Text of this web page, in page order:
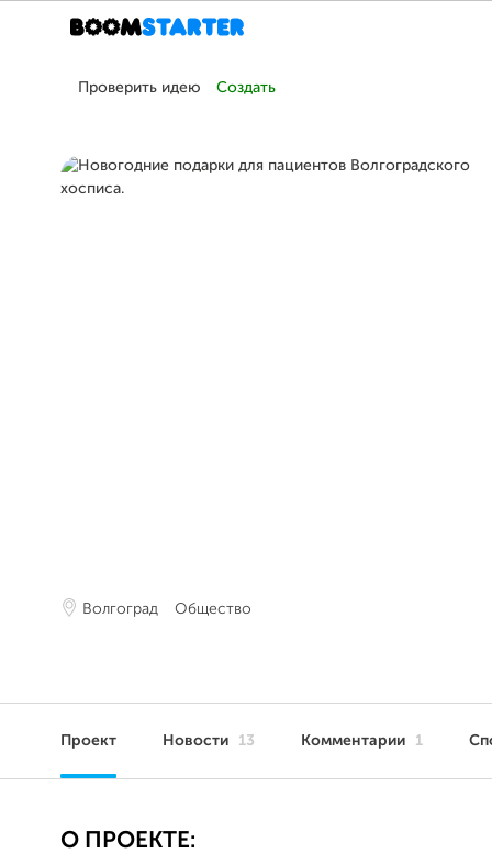
Проверить идею Создать
Волгоград Общество
Проект Новости 13 Комментарии 1
О ПРОЕКТЕ: